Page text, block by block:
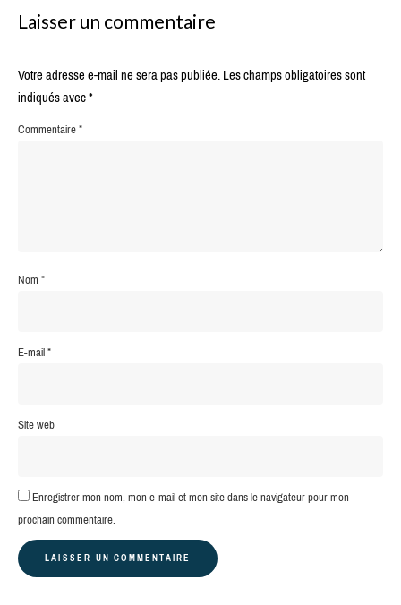
Laisser un commentaire
Votre adresse e-mail ne sera pas publiée.Les champs obligatoires sont
indiqués avec*
Commentaire*
Nom*
E-mail*
Site web
Enregistrer mon nom, mon e-mail et mon site dans le navigateur pour mon
prochain commentaire.